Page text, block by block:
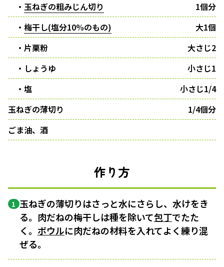
・ 玉ねぎの粗みじん切り
1個分
・ 梅干し(塩分10%のもの)
大1個
・片栗粉
大さじ2
・しょうゆ
小さじ1
・塩
小さじ1/4
玉ねぎの薄切り
1/4個分
ごま油、酒
作り方
1 玉ねぎの薄切りはさっと水にさらし、水けをき
る。肉だねの梅干しは種を除いて包丁でたた
く。 ボウルに肉だねの材料を入れてよく練り混
ぜる。